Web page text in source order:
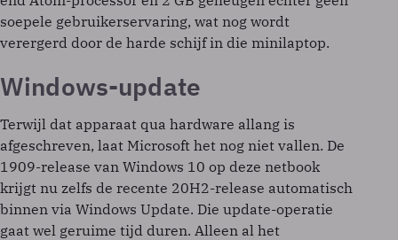
soepele gebruikerservaring, wat nog wordt
verergerd door de harde schijf in die minilaptop.
Windows-update
Terwijl dat apparaat qua hardware allang is
afgeschreven, laat Microsoft het nog niet vallen. De
1909-release van Windows 10 op deze netbook
krijgt nu zelfs de recente 20H2-release automatisch
binnen via Windows Update. Die update-operatie
gaat wel geruime tijd duren. Alleen al het